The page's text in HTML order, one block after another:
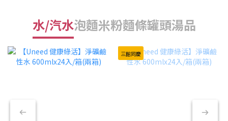
水/汽水泡麵米粉麵條罐頭湯品
三館同慶